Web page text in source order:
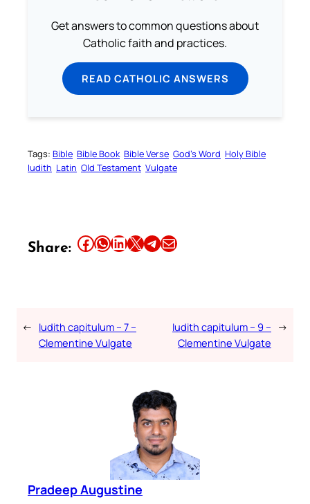
Get answers to common questions about
Catholic faith and practices.
READ CATHOLIC ANSWERS
Tags: Bible Bible Book Bible Verse God’s Word Holy Bible
Iudith Latin Old Testament Vulgate
Share: Share this article on Facebook Share this article on WhatsApp Share this article on LinkedIn Share this article on X Share this article on TelegramEmail this Article
← Iudith capitulum – 7 –
Clementine Vulgate
Iudith capitulum – 9 –
Clementine Vulgate
→
Pradeep Augustine